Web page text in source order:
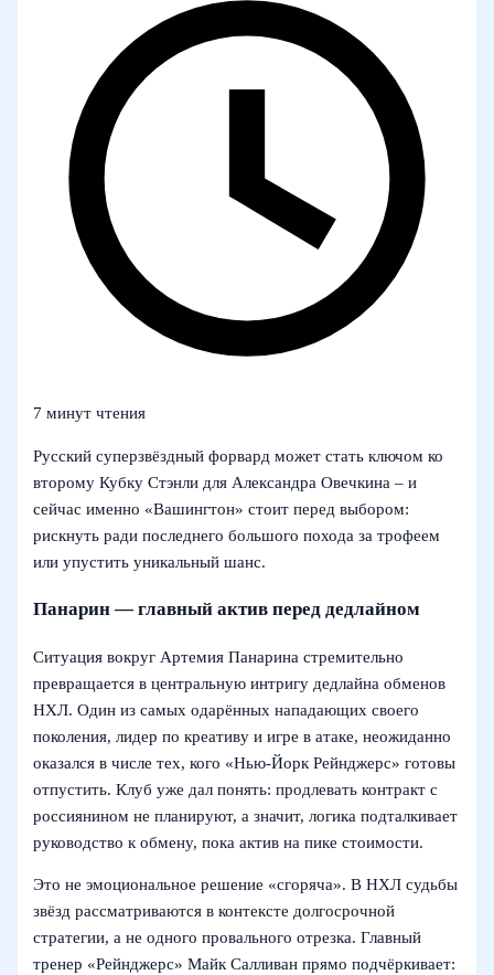
7 минут чтения
Русский суперзвёздный форвард может стать ключом ко
второму Кубку Стэнли для Александра Овечкина – и
сейчас именно «Вашингтон» стоит перед выбором:
рискнуть ради последнего большого похода за трофеем
или упустить уникальный шанс.
Панарин — главный актив перед дедлайном
Ситуация вокруг Артемия Панарина стремительно
превращается в центральную интригу дедлайна обменов
НХЛ. Один из самых одарённых нападающих своего
поколения, лидер по креативу и игре в атаке, неожиданно
оказался в числе тех, кого «Нью-Йорк Рейнджерс» готовы
отпустить. Клуб уже дал понять: продлевать контракт с
россиянином не планируют, а значит, логика подталкивает
руководство к обмену, пока актив на пике стоимости.
Это не эмоциональное решение «сгоряча». В НХЛ судьбы
звёзд рассматриваются в контексте долгосрочной
стратегии, а не одного провального отрезка. Главный
тренер «Рейнджерс» Майк Салливан прямо подчёркивает: